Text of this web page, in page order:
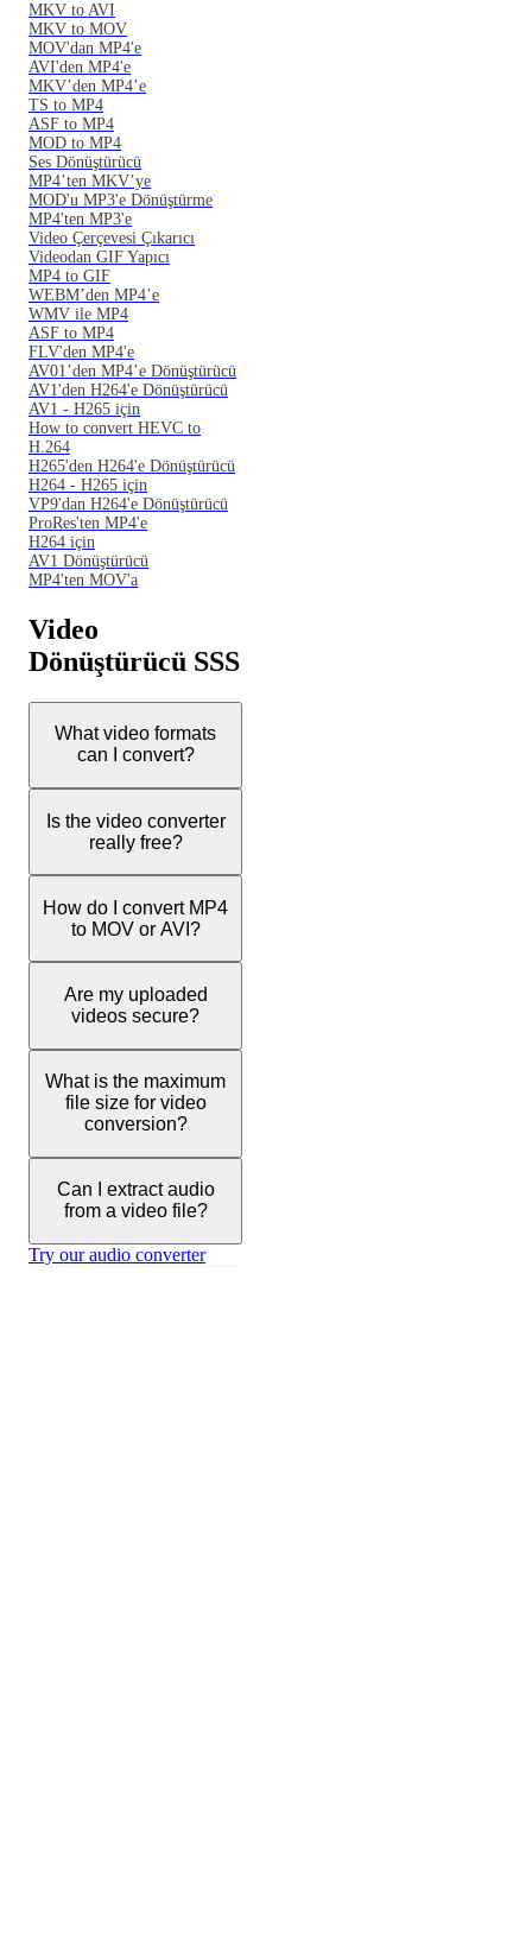
MKV to AVI
MKV to MOV
MOV'dan MP4'e
AVI'den MP4'e
MKV’den MP4’e
TS to MP4
ASF to MP4
MOD to MP4
Ses Dönüştürücü
MP4’ten MKV’ye
MOD'u MP3'e Dönüştürme
MP4'ten MP3'e
Video Çerçevesi Çıkarıcı
Videodan GIF Yapıcı
MP4 to GIF
WEBM’den MP4’e
WMV ile MP4
ASF to MP4
FLV'den MP4'e
AV01’den MP4’e Dönüştürücü
AV1'den H264'e Dönüştürücü
AV1 - H265 için
How to convert HEVC to
H.264
H265'den H264'e Dönüştürücü
H264 - H265 için
VP9'dan H264'e Dönüştürücü
ProRes'ten MP4'e
H264 için
AV1 Dönüştürücü
MP4'ten MOV'a
Video
Dönüştürücü SSS
What video formats
can I convert?
Is the video converter
really free?
How do I convert MP4
to MOV or AVI?
Are my uploaded
videos secure?
What is the maximum
file size for video
conversion?
Can I extract audio
from a video file?
Try our audio converter